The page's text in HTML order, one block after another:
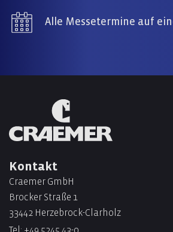
Alle Messetermine auf
Kontakt
Craemer GmbH
Brocker Straße 1
33442 Herzebrock-Clarholz
Tel: +49 5245 43-0